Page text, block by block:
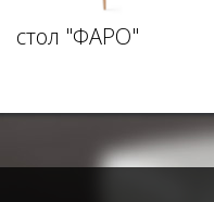
стол "ФАРО"